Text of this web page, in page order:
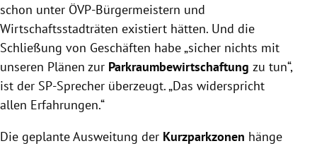
schon unter ÖVP-Bürgermeistern und
Wirtschaftsstadträten existiert hätten. Und die
Schließung von Geschäften habe „sicher nichts mit
unseren Plänen zur Parkraumbewirtschaftung zu tun“,
ist der SP-Sprecher überzeugt. „Das widerspricht
allen Erfahrungen.“
Die geplante Ausweitung der Kurzparkzonen hänge